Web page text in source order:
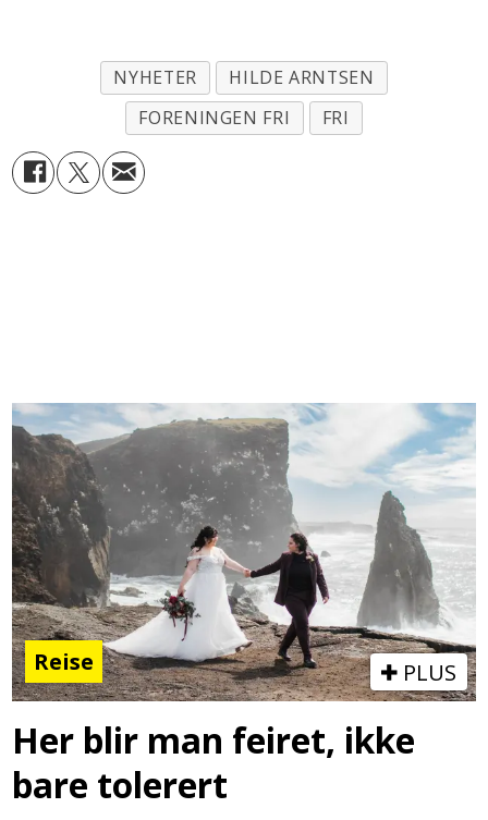
NYHETER
HILDE ARNTSEN
FORENINGEN FRI
FRI
Reise PLUS
Her blir man feiret, ikke
bare tolerert